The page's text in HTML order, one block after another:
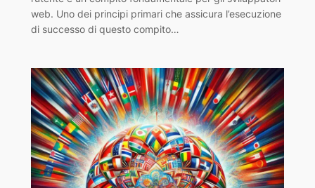
web. Uno dei principi primari che assicura l’esecuzione
di successo di questo compito…